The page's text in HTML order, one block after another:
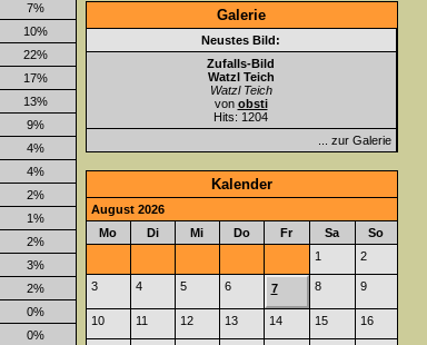
7%
10%
22%
17%
13%
9%
4%
4%
2%
1%
2%
3%
2%
0%
0%
Galerie
Neustes Bild:
Zufalls-Bild
Watzl Teich
Watzl Teich
von obsti
Hits: 1204
... zur Galerie
Kalender
August 2026
Mo
Di Mi Do Fr Sa
So
1
2
3 4 5 6 7 8 9
10 11 12 13 14 15 16